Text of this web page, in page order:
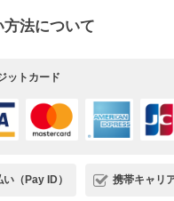
方法について
ットカード
（Pay ID） 携帯キャリ